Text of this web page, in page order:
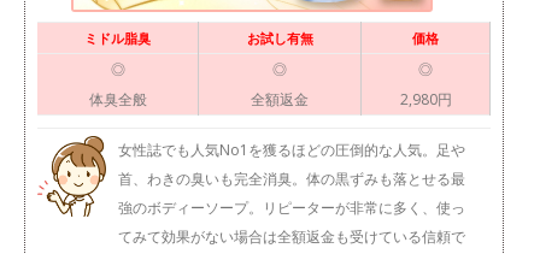
ミドル脂臭 お試し有無 価格
◎
体臭全般
◎
全額返金
◎
2,980円
女性誌でも人気No1を獲るほどの圧倒的な人気。足や
首、わきの臭いも完全消臭。体の黒ずみも落とせる最
強のボディーソープ。リピーターが非常に多く、使っ
てみて効果がない場合は全額返金も受けている信頼で